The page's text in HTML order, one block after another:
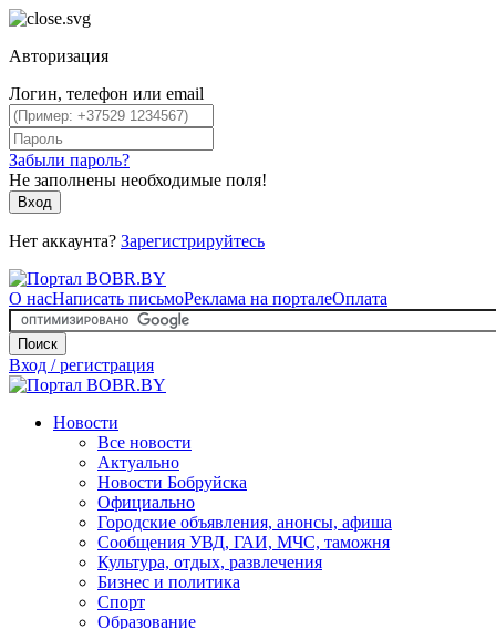
Авторизация
Логин, телефон или email
Забыли пароль?
Не заполнены необходимые поля!
Вход
Нет аккаунта? Зарегистрируйтесь
О насНаписать письмоРеклама на порталеОплата
Поиск
Вход / регистрация
Новости
Все новости
Актуально
Новости Бобруйска
Официально
Городские объявления, анонсы, афиша
Сообщения УВД, ГАИ, МЧС, таможня
Культура, отдых, развлечения
Бизнес и политика
Спорт
Образование